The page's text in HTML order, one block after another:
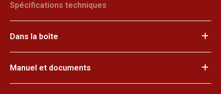
Spécifications techniques
Dans la boîte
Manuel et documents